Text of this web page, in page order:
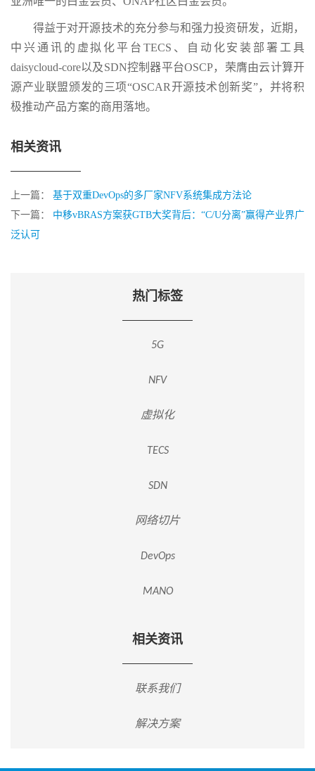
得益于对开源技术的充分参与和强力投资研发，近期，
中兴通讯的虚拟化平台TECS、自动化安装部署工具
daisycloud-core以及SDN控制器平台OSCP，荣膺由云计算开
源产业联盟颁发的三项“OSCAR开源技术创新奖”，并将积
极推动产品方案的商用落地。
相关资讯
上一篇： 基于双重DevOps的多厂家NFV系统集成方法论
下一篇： 中移vBRAS方案获GTB大奖背后：“C/U分离”赢得产业界广
泛认可
热门标签
5G
NFV
虚拟化
TECS
SDN
网络切片
DevOps
MANO
相关资讯
联系我们
解决方案